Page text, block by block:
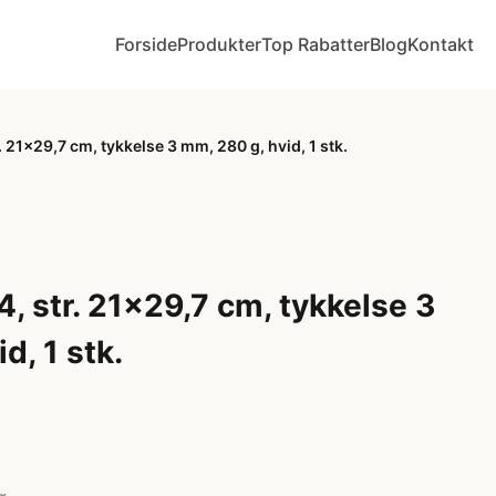
ForsideProdukterTop RabatterBlogKontakt
cm, tykkelse 3 mm, 280 g, hvid, 1 stk.
str. 21x29,7 cm, tykkelse 3
1 stk.